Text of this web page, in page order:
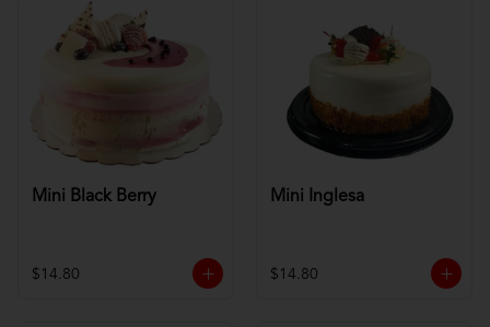
Mini Black Berry
$14.80
Mini Inglesa
$14.80